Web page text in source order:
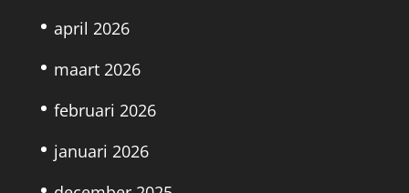
april 2026
maart 2026
februari 2026
januari 2026